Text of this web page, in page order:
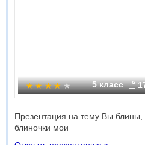
5 класс
Презентация на тему Вы
блиночки мои